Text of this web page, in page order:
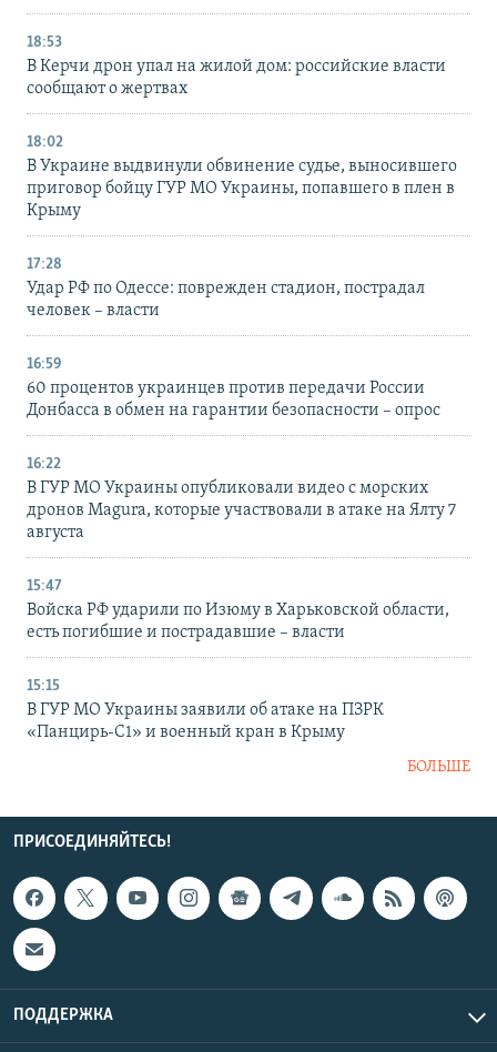
18:53
В Керчи дрон упал на жилой дом: российские власти
сообщают о жертвах
18:02
В Украине выдвинули обвинение судье, выносившего
приговор бойцу ГУР МО Украины, попавшего в плен в
Крыму
17:28
Удар РФ по Одессе: поврежден стадион, пострадал
человек – власти
16:59
60 процентов украинцев против передачи России
Донбасса в обмен на гарантии безопасности – опрос
16:22
В ГУР МО Украины опубликовали видео с морских
дронов Magura, которые участвовали в атаке на Ялту 7
августа
15:47
Войска РФ ударили по Изюму в Харьковской области,
есть погибшие и пострадавшие – власти
15:15
В ГУР МО Украины заявили об атаке на ПЗРК
«Панцирь-С1» и военный кран в Крыму
БОЛЬШЕ
ПРИСОЕДИНЯЙТЕСЬ!
ПОДДЕРЖКА